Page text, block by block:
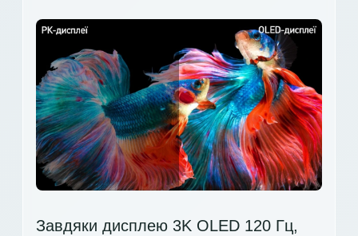
Завдяки дисплею 3K OLED 120 Гц,